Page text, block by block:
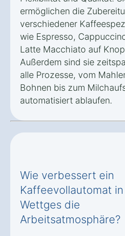
ermöglichen die
verschiedener
wie Espresso,
Latte Macchiato auf
Außerdem sind sie
alle Prozesse, vom
Bohnen bis zum
automatisiert ablaufen.
Wie verbessert ein
Kaffeevollautomat
Wettges die
Arbeitsatmosphäre?